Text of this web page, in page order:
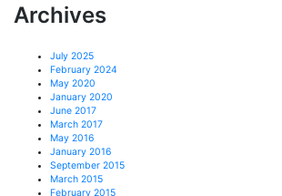
Archives
July 2025
February 2024
May 2020
January 2020
June 2017
March 2017
May 2016
January 2016
September 2015
March 2015
February 2015